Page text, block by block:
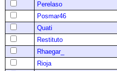
Perelaso
Posmar46
Quati
Restituto
Rhaegar_
Rioja